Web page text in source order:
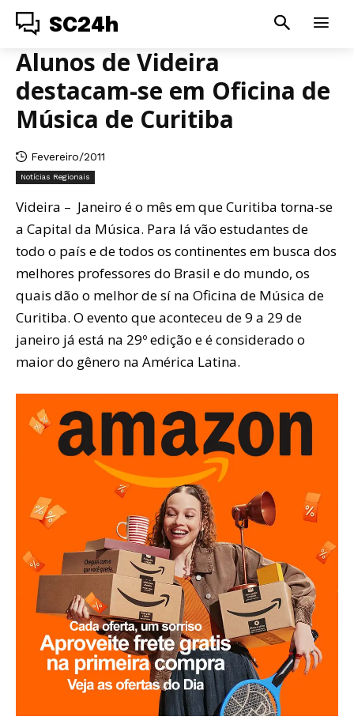
SC24h
Alunos de Videira
destacam-se em Oficina de
Música de Curitiba
Fevereiro/2011
Notícias Regionais
Videira – Janeiro é o mês em que Curitiba torna-se
a Capital da Música. Para lá vão estudantes de
todo o país e de todos os continentes em busca dos
melhores professores do Brasil e do mundo, os
quais dão o melhor de sí na Oficina de Música de
Curitiba. O evento que aconteceu de 9 a 29 de
janeiro já está na 29º edição e é considerado o
maior do gênero na América Latina.